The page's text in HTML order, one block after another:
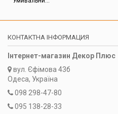
КОНТАКТНА ІНФОРМАЦИЯ
Інтернет-магазин Декор Плюс
вул. Єфімова 43б
Одеса, Україна
098 298-47-80
095 138-28-33